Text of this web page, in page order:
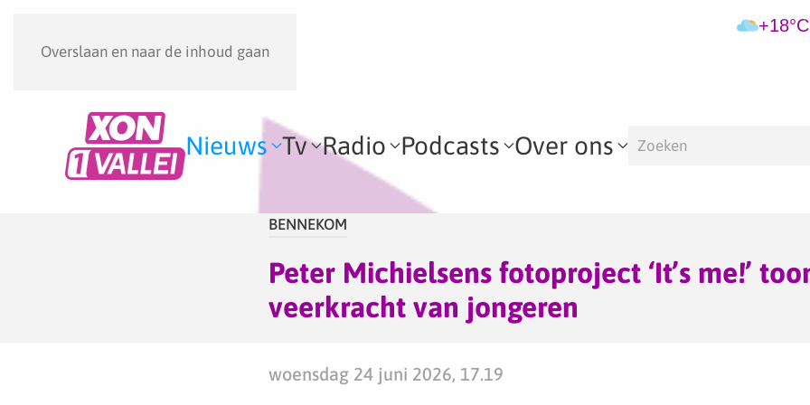
Overslaan en naar de inhoud gaan
+18°C
Nieuws Tv Radio Podcasts Over ons
BENNEKOM
Peter Michielsens fotoproject ‘It’s me!’
veerkracht van jongeren
woensdag 24 juni 2026, 17.19